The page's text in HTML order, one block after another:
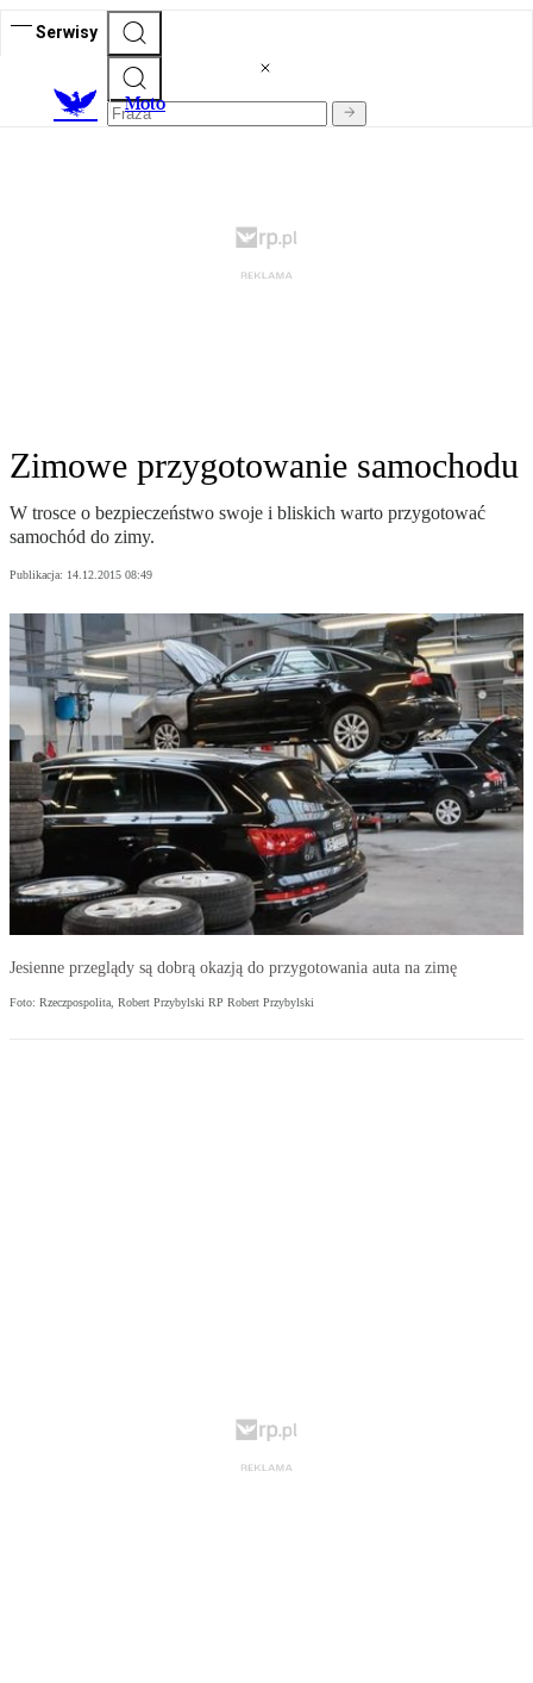
Serwisy
Moto
Zimowe przygotowanie samochodu
W trosce o bezpieczeństwo swoje i bliskich warto przygotować
samochód do zimy.
Publikacja: 14.12.2015 08:49
Jesienne przeglądy są dobrą okazją do przygotowania auta na zimę
Foto: Rzeczpospolita, Robert Przybylski RP Robert Przybylski